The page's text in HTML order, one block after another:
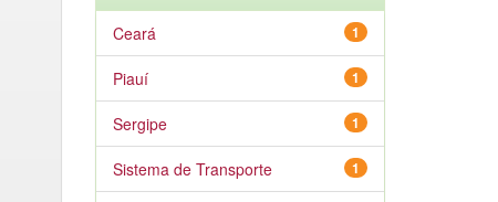
1
Ceará
1
Piauí
1
Sergipe
1
Sistema de Transporte